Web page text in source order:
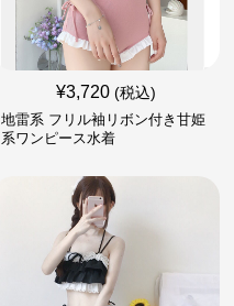
¥3,720 (税込)
地雷系 フリル袖リボン付き甘姫
系ワンピース水着